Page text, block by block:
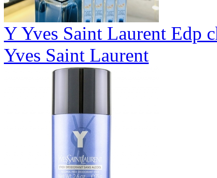
Y Yves Saint Laurent Edp
Yves Saint Laurent